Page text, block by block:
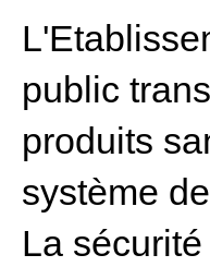
public
produits
système
La